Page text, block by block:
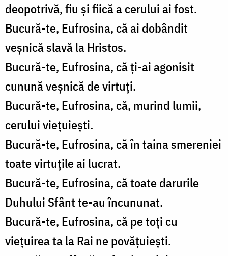
deopotrivă, fiu și fiică a cerului ai fost.
Bucură-te, Eufrosina, că ai dobândit
veșnică slavă la Hristos.
Bucură-te, Eufrosina, că ți-ai agonisit
cunună veșnică de virtuți.
Bucură-te, Eufrosina, că, murind lumii,
cerului viețuiești.
Bucură-te, Eufrosina, că în taina smereniei
toate virtuțile ai lucrat.
Bucură-te, Eufrosina, că toate darurile
Duhului Sfânt te-au încununat.
Bucură-te, Eufrosina, că pe toți cu
viețuirea ta la Rai ne povățuiești.